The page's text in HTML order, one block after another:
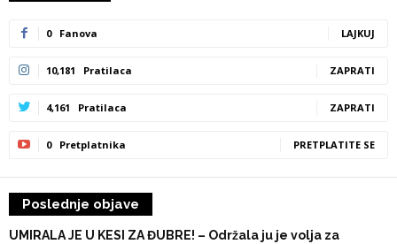
0 Fanova LAJKUJ
10,181 Pratilaca ZAPRATI
4,161 Pratilaca ZAPRATI
0 Pretplatnika PRETPLATITE SE
Poslednje objave
UMIRALA JE U KESI ZA ĐUBRE! – Održala ju je volja za